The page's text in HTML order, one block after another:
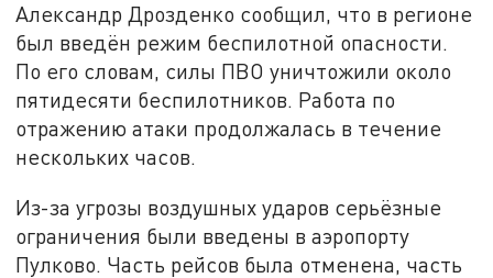
Александр Дрозденко сообщил, что в регионе
был введён режим беспилотной опасности.
По его словам, силы ПВО уничтожили около
пятидесяти беспилотников. Работа по
отражению атаки продолжалась в течение
нескольких часов.
Из-за угрозы воздушных ударов серьёзные
ограничения были введены в аэропорту
Пулково. Часть рейсов была отменена, часть